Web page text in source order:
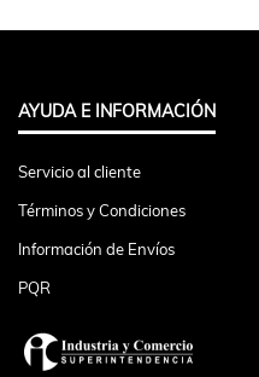
AYUDA E INFORMACIÓN
Servicio al cliente
Términos y Condiciones
Información de Envíos
PQR